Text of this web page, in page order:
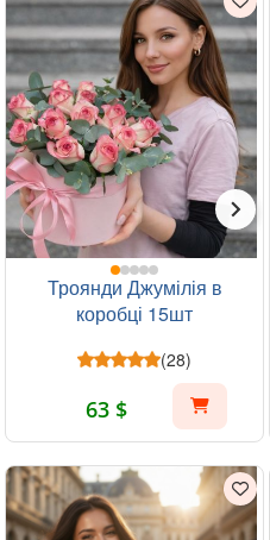
Троянди Джумілія в
коробці 15шт
(28)
63 $